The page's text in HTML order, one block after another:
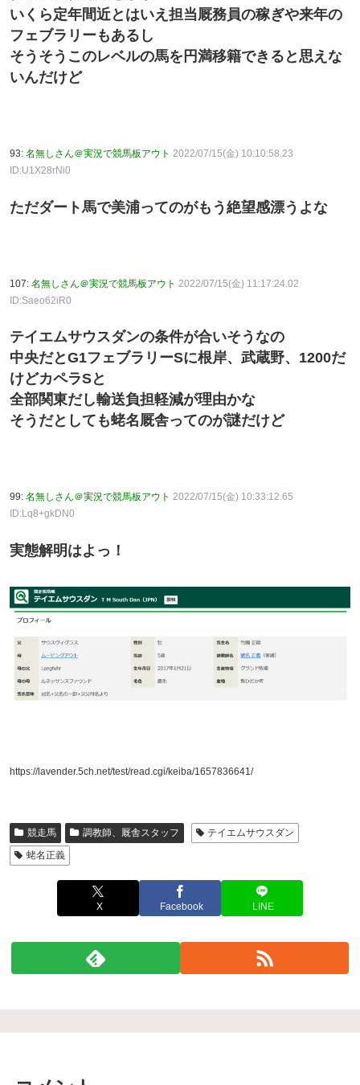
いくら定年間近とはいえ担当厩務員の稼ぎや来年の
フェブラリーもあるし
そうそうこのレベルの馬を円満移籍できると思えな
いんだけど
93: 名無しさん＠実況で競馬板アウト 2022/07/15(金) 10:10:58.23
ID:U1X28rNi0
ただダート馬で美浦ってのがもう絶望感漂うよな
107: 名無しさん＠実況で競馬板アウト 2022/07/15(金) 11:17:24.02
ID:Saeo62iR0
テイエムサウスダンの条件が合いそうなの
中央だとG1フェブラリーSに根岸、武蔵野、1200だ
けどカペラSと
全部関東だし輸送負担軽減が理由かな
そうだとしても蛯名厩舎ってのが謎だけど
99: 名無しさん＠実況で競馬板アウト 2022/07/15(金) 10:33:12.65
ID:Lq8+gkDN0
実態解明はよっ！
https://lavender.5ch.net/test/read.cgi/keiba/1657836641/
競走馬 調教師、厩舎スタッフ
テイエムサウスダン
蛯名正義
X Facebook LINE